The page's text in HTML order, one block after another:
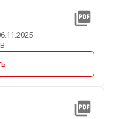
picture_as_pdf
picture_as_pdf